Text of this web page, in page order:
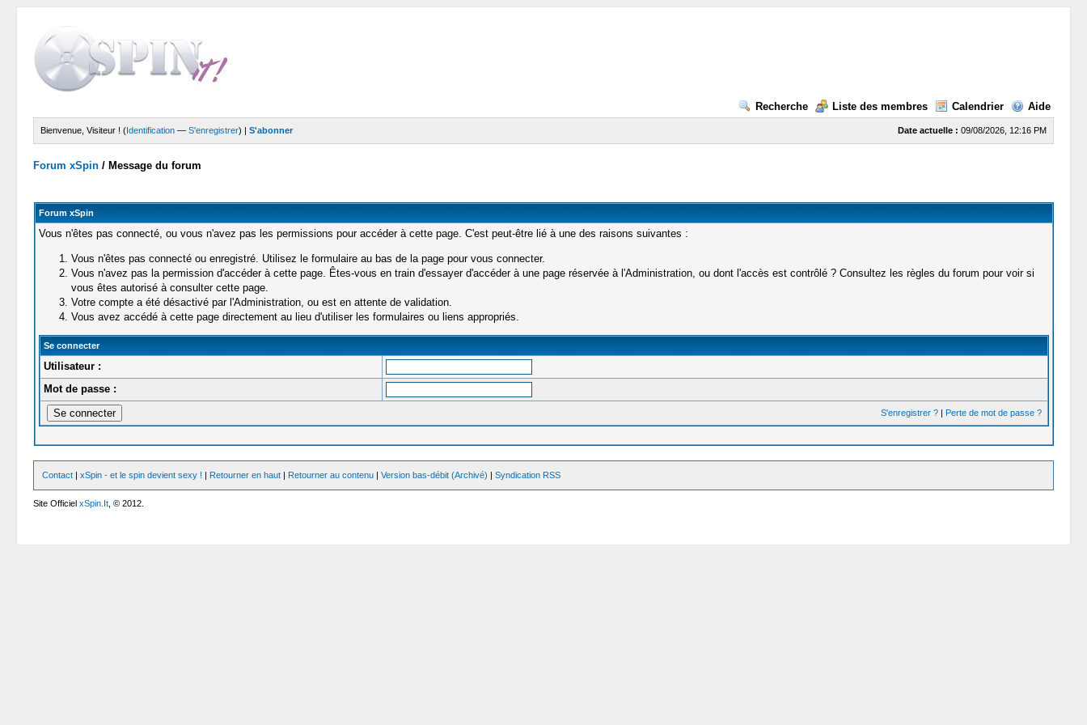
Recherche Liste des membres Calendrier Aide
Date actuelle : 09/08/2026, 12:16 PM
Bienvenue, Visiteur ! (Identification —S'enregistrer) |S'abonner
Forum xSpin / Message du forum
Forum xSpin
Vous n'êtes pas connecté, ou vous n'avez pas les permissions pour accéder à cette page. C'est peut-être lié à une des raisons suivantes :
Vous n'êtes pas connecté ou enregistré. Utilisez le formulaire au bas de la page pour vous connecter.
Vous n'avez pas la permission d'accéder à cette page. Êtes-vous en train d'essayer d'accéder à une page réservée à l'Administration, ou dont l'accès est contrôlé ? Consultez les règles du forum pour voir si
vous êtes autorisé à consulter cette page.
Votre compte a été désactivé par l'Administration, ou est en attente de validation.
Vous avez accédé à cette page directement au lieu d'utiliser les formulaires ou liens appropriés.
Se connecter
Utilisateur :
Mot de passe :
S'enregistrer ?| Perte de mot de passe ?
Contact |xSpin - et le spin devient sexy ! | Retourner en haut | Retourner au contenu |Version bas-débit (Archivé) |Syndication RSS
Site OfficielxSpin.It , © 2012.